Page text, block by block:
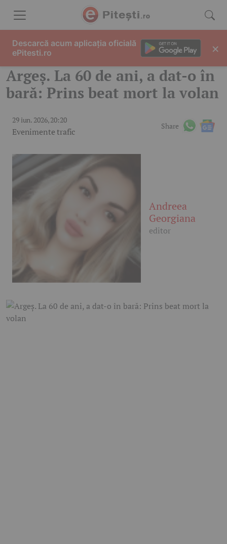
Argeș. La 60 de ani, a dat-o în
bară: Prins beat mort la volan
29 iun. 2026, 20:20
Evenimente trafic
Share
Andreea
Georgiana
editor
Descarcă acum aplicația oficială
ePitesti.ro
×